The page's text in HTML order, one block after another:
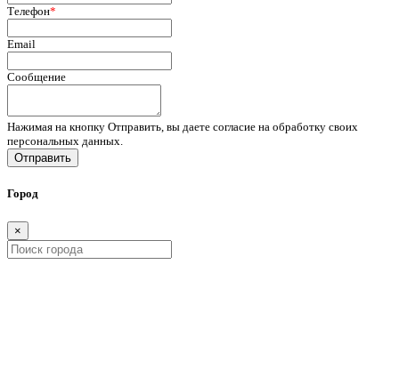
Телефон*
Email
Сообщение
Нажимая на кнопку Отправить, вы даете согласие на обработку своих
персональных данных.
Отправить
Город
×